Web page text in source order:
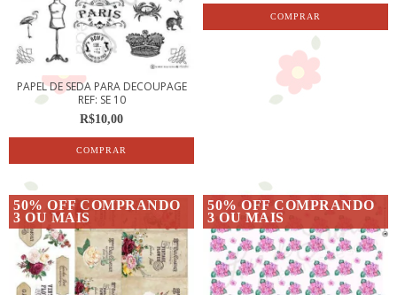
PAPEL DE SEDA PARA DECOUPAGE
REF: SE 10
R$10,00
50% OFF COMPRANDO
3 OU MAIS
50% OFF COMPRANDO
3 OU MAIS